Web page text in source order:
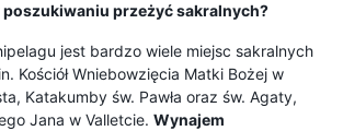
poszukiwaniu przeżyć sakralnych?
jest bardzo wiele miejsc sakralnych
Kościół Wniebowzięcia Matki Bożej w
Katakumby św. Pawła oraz św. Agaty,
Jana w Valletcie. Wynajem